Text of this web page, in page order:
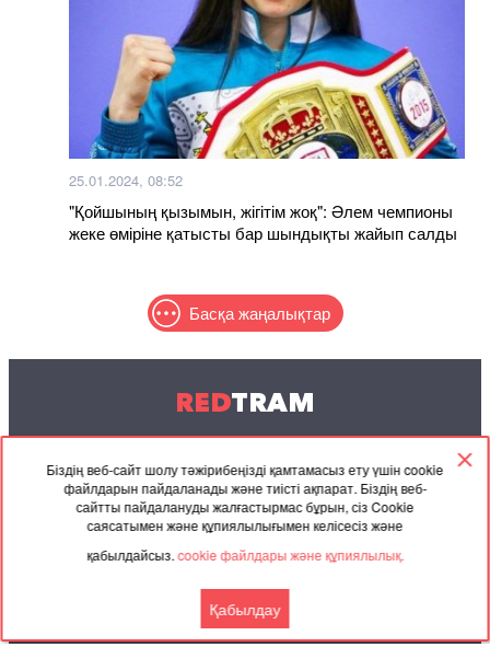
Біздің веб-сайт шолу тәжірибеңізді қамтамасыз ету үшін cookie
файлдарын пайдаланады және тиісті ақпарат. Біздің веб-
сайтты пайдалануды жалғастырмас бұрын, сіз Cookie
саясатымен және құпиялылығымен келісесіз және
қабылдайсыз.cookie файлдары және құпиялылық.
Қабылдау
25.01.2024, 08:52
"Қойшының қызымын, жігітім жоқ": Әлем чемпионы
жеке өміріне қатысты бар шындықты жайып салды
Басқа жаңалықтар
REDTRAM
© 2004-2026 Redtram, Ltd.
Ынтымақтастық
Серіктес
материалдар
Мұрағат
Келісімі
Байланысу